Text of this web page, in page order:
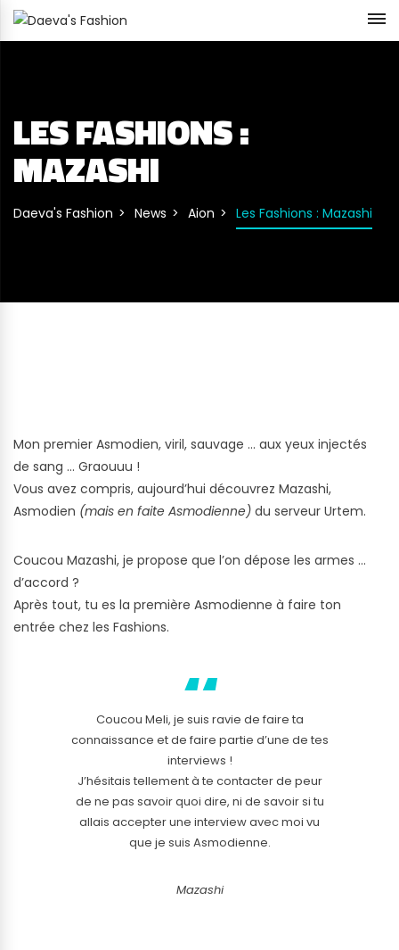
LES FASHIONS :
MAZASHI
Daeva's Fashion News Aion Les Fashions : Mazashi
Mon premier Asmodien, viril, sauvage … aux yeux injectés
de sang … Graouuu !
Vous avez compris, aujourd’hui découvrez Mazashi,
Asmodien (mais en faite Asmodienne) du serveur Urtem.
Coucou Mazashi, je propose que l’on dépose les armes …
d’accord ?
Après tout, tu es la première Asmodienne à faire ton
entrée chez les Fashions.
Coucou Meli, je suis ravie de faire ta
connaissance et de faire partie d’une de tes
interviews !
J’hésitais tellement à te contacter de peur
de ne pas savoir quoi dire, ni de savoir si tu
allais accepter une interview avec moi vu
que je suis Asmodienne.
Mazashi